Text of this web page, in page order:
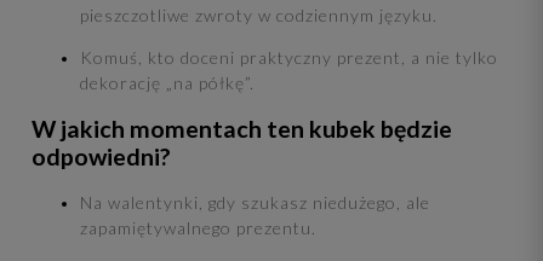
pieszczotliwe zwroty w codziennym języku.
Komuś, kto doceni praktyczny prezent, a nie tylko
dekorację „na półkę”.
W jakich momentach ten kubek będzie
odpowiedni?
Na walentynki, gdy szukasz niedużego, ale
zapamiętywalnego prezentu.